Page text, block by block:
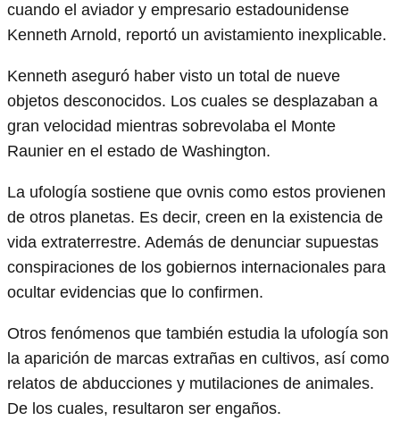
cuando el aviador y empresario estadounidense
Kenneth Arnold, reportó un avistamiento inexplicable.
Kenneth aseguró haber visto un total de nueve
objetos desconocidos. Los cuales se desplazaban a
gran velocidad mientras sobrevolaba el Monte
Raunier en el estado de Washington.
La ufología sostiene que ovnis como estos provienen
de otros planetas. Es decir, creen en la existencia de
vida extraterrestre. Además de denunciar supuestas
conspiraciones de los gobiernos internacionales para
ocultar evidencias que lo confirmen.
Otros fenómenos que también estudia la ufología son
la aparición de marcas extrañas en cultivos, así como
relatos de abducciones y mutilaciones de animales.
De los cuales, resultaron ser engaños.